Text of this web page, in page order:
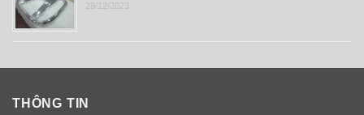
29/12/2023
THÔNG TIN